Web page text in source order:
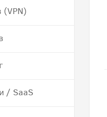
(VPN)
/ SaaS